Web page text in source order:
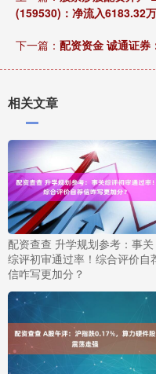
(159530)：净流入6183.32
下一篇： 配资资金 诚通证券
相关文章
配资查查 升学规划参考：事关
综评初审通过率！综合评价自
信咋写更加分？